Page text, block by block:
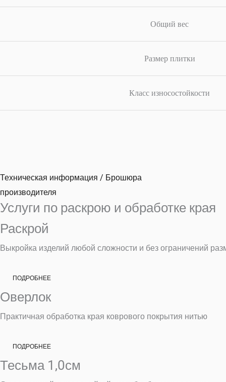
Общий вес
Размер плитки
Класс износостойкости
Техническая информация / Брошюра
производителя
Услуги по раскрою и обработке края
Раскрой
Выкройка изделий любой сложности и без ограничений
ПОДРОБНЕЕ
Оверлок
Практичная обработка края коврового покрытия нитью
ПОДРОБНЕЕ
Тесьма 1,0см